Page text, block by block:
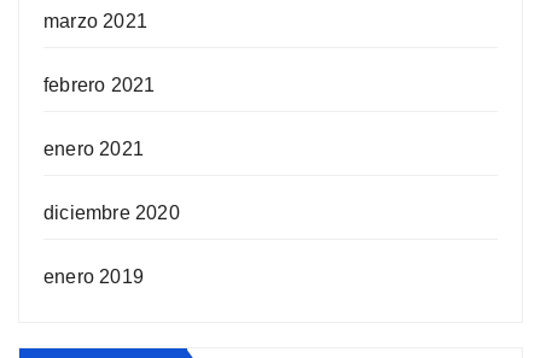
marzo 2021
febrero 2021
enero 2021
diciembre 2020
enero 2019